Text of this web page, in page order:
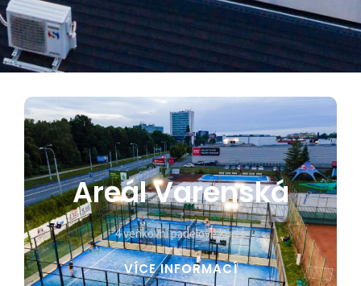
Areál Varenská
4 venkovní padelové kurty
VÍCE INFORMACÍ